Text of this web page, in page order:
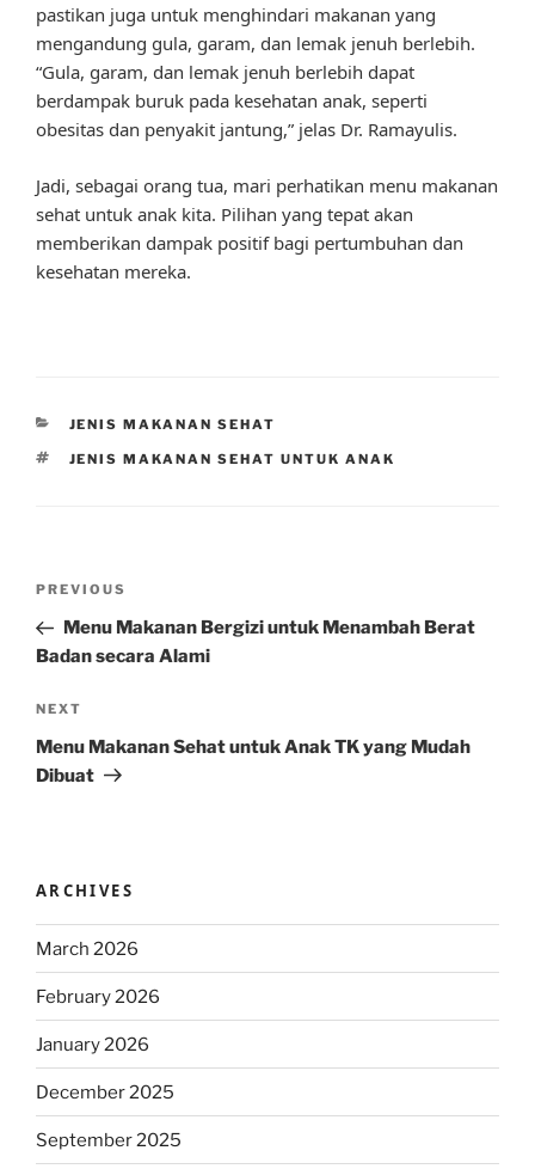
pastikan juga untuk menghindari makanan yang
mengandung gula, garam, dan lemak jenuh berlebih.
“Gula, garam, dan lemak jenuh berlebih dapat
berdampak buruk pada kesehatan anak, seperti
obesitas dan penyakit jantung,” jelas Dr. Ramayulis.
Jadi, sebagai orang tua, mari perhatikan menu makanan
sehat untuk anak kita. Pilihan yang tepat akan
memberikan dampak positif bagi pertumbuhan dan
kesehatan mereka.
CATEGORIES
JENIS MAKANAN SEHAT
TAGS
JENIS MAKANAN SEHAT UNTUK ANAK
Previous
Post
PREVIOUS
Menu Makanan Bergizi untuk Menambah Berat
Badan secara Alami
Next
Post
NEXT
Menu Makanan Sehat untuk Anak TK yang Mudah
Dibuat
ARCHIVES
March 2026
February 2026
January 2026
December 2025
September 2025